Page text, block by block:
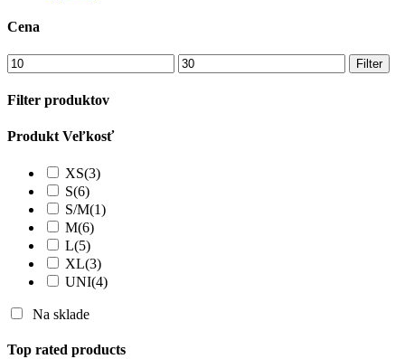
Cena
Minimálna
cena
Maximálna
cena
Filter
Filter produktov
Produkt Veľkosť
XS(3)
S(6)
S/M(1)
M(6)
L(5)
XL(3)
UNI(4)
Na sklade
Top rated products